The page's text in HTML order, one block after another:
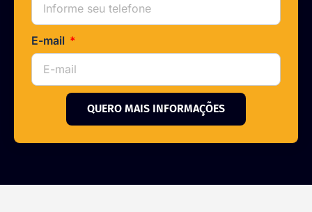
E-mail
QUERO MAIS INFORMAÇÕES